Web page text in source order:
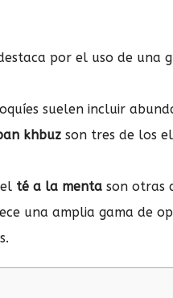
por el uso de una
suelen incluir
khbuz son tres de los
té a la menta son otras
una amplia gama de